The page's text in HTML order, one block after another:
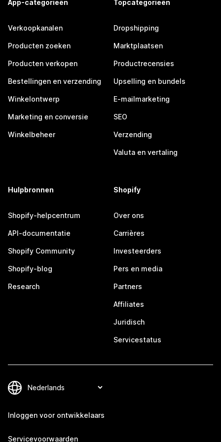
App-categorieën
Verkoopkanalen
Producten zoeken
Producten verkopen
Bestellingen en verzending
Winkelontwerp
Marketing en conversie
Winkelbeheer
Topcategorieën
Dropshipping
Marktplaatsen
Productrecensies
Upselling en bundels
E-mailmarketing
SEO
Verzending
Valuta en vertaling
Hulpbronnen
Shopify-helpcentrum
API-documentatie
Shopify Community
Shopify-blog
Research
Shopify
Over ons
Carrières
Investeerders
Pers en media
Partners
Affiliates
Juridisch
Servicestatus
Inloggen voor ontwikkelaars
Servicevoorwaarden